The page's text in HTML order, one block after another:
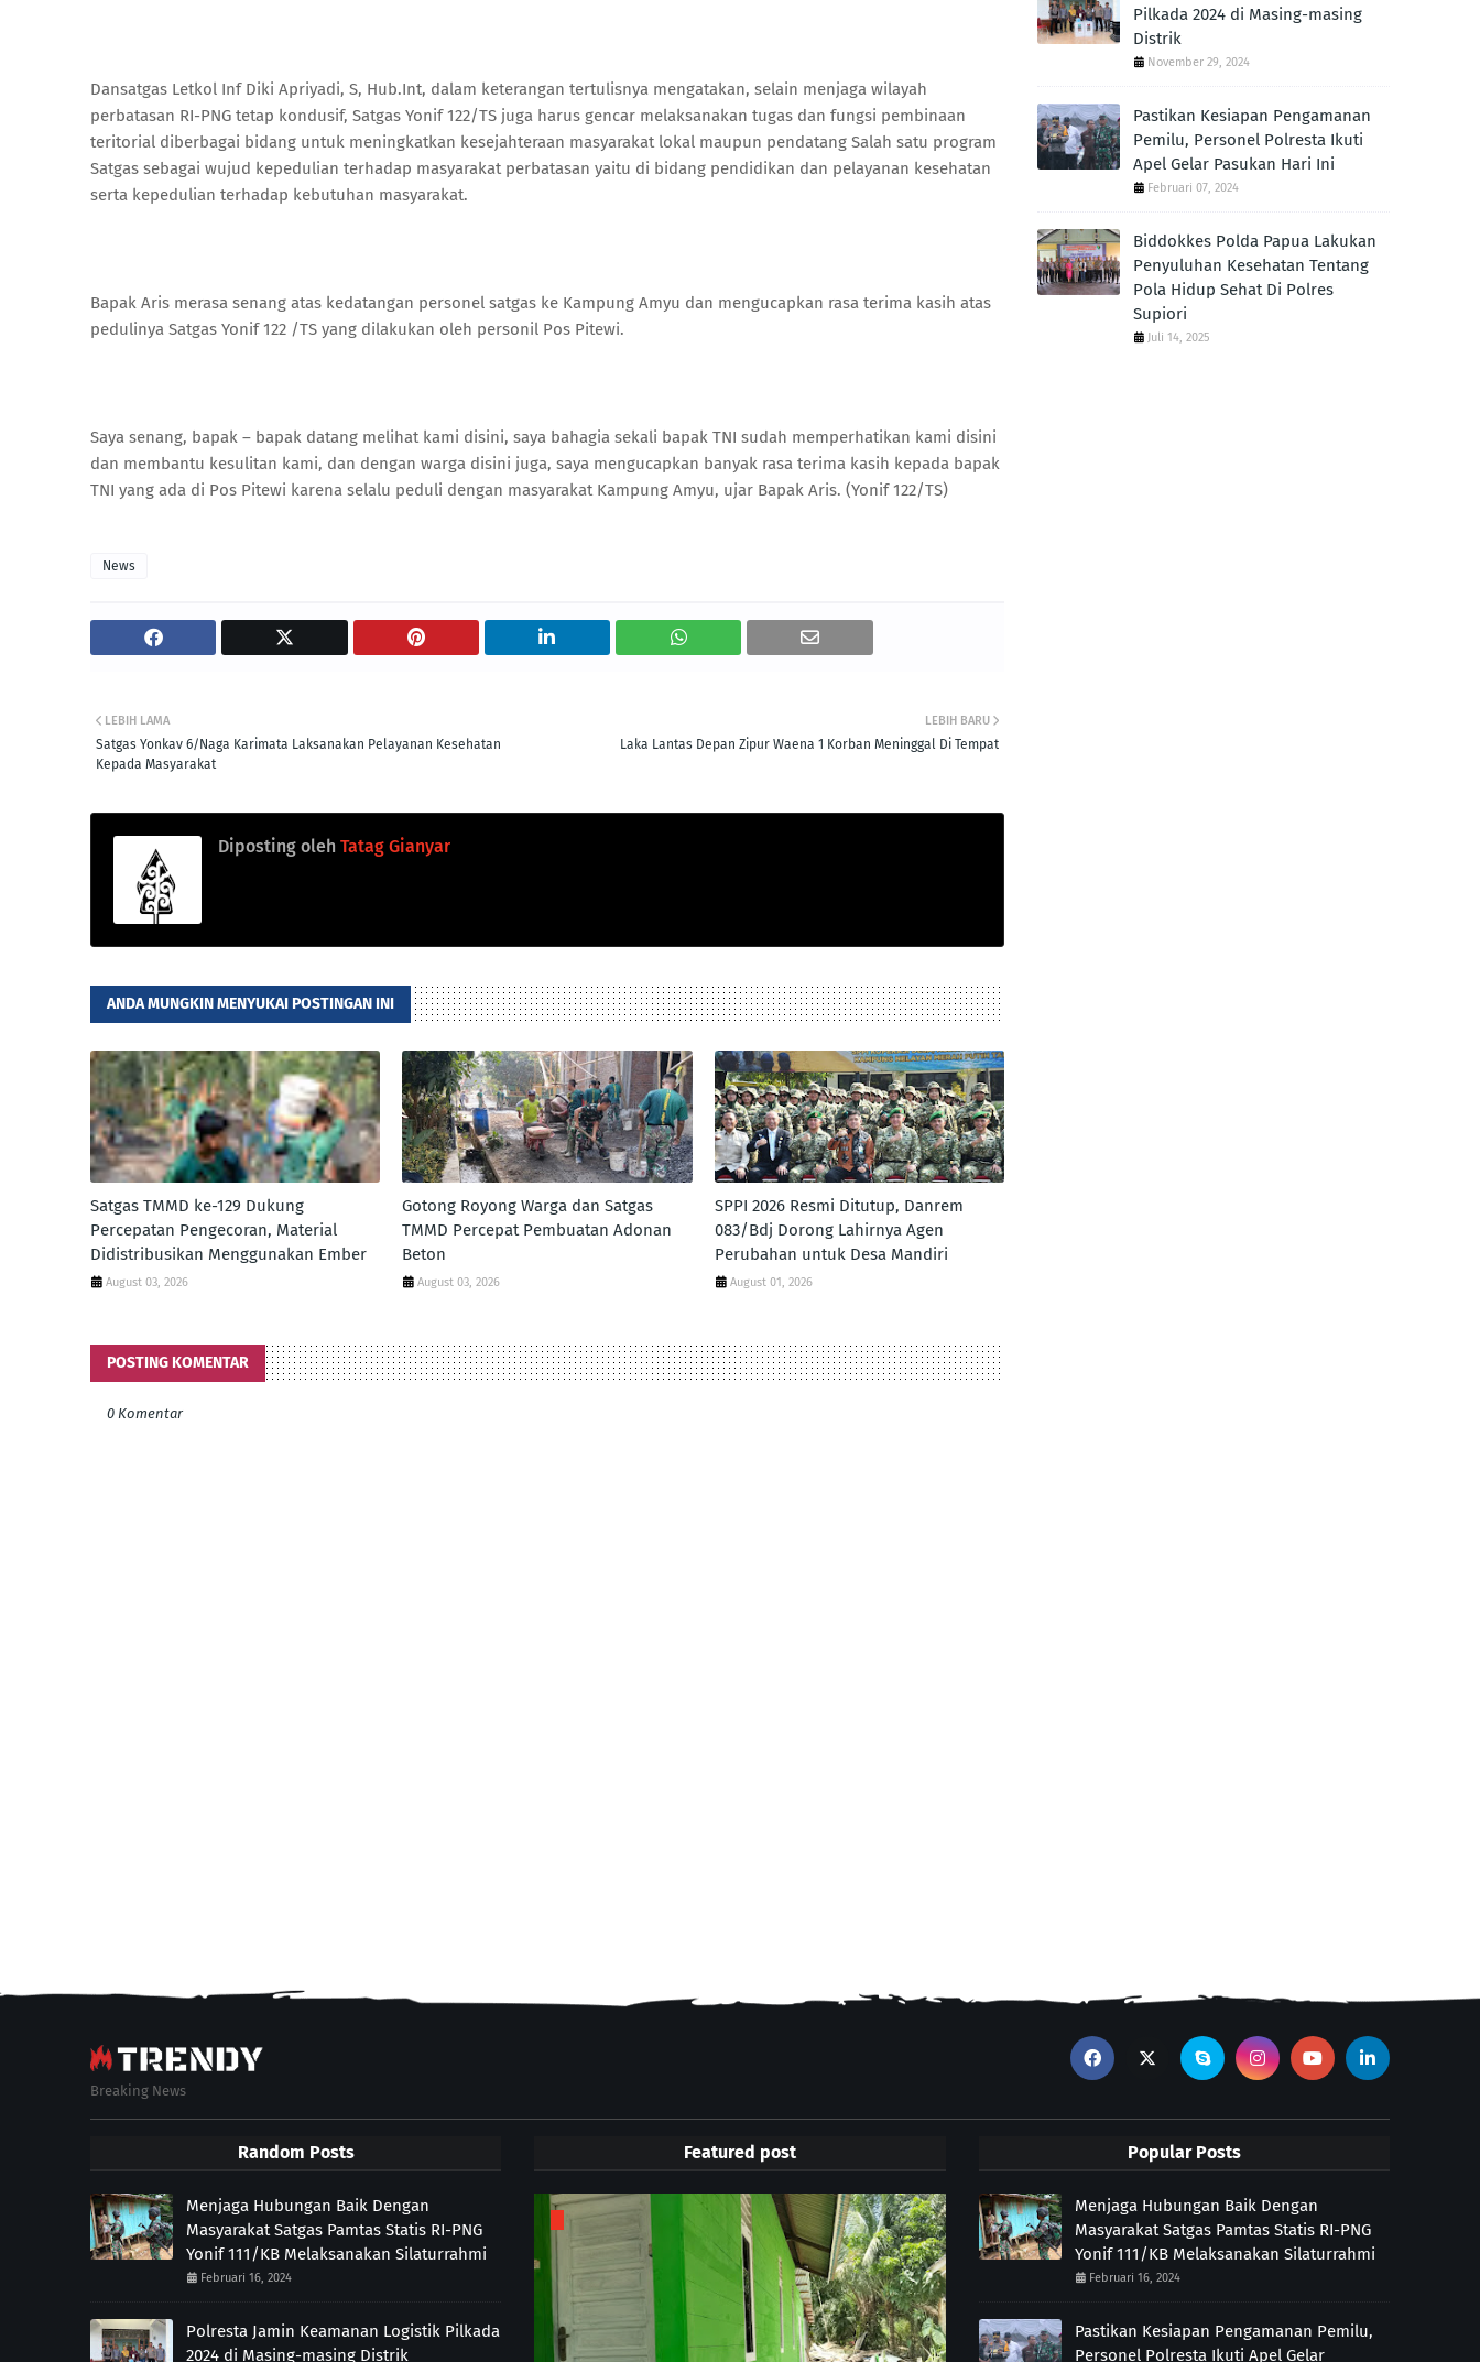
Dansatgas Letkol Inf Diki Apriyadi, S, Hub.Int, dalam keterangan tertulisnya mengatakan, selain menjaga wilayah
perbatasan RI-PNG tetap kondusif, Satgas Yonif 122/TS juga harus gencar melaksanakan tugas dan fungsi pembinaan
teritorial diberbagai bidang untuk meningkatkan kesejahteraan masyarakat lokal maupun pendatang Salah satu program
Satgas sebagai wujud kepedulian terhadap masyarakat perbatasan yaitu di bidang pendidikan dan pelayanan kesehatan
serta kepedulian terhadap kebutuhan masyarakat.
Bapak Aris merasa senang atas kedatangan personel satgas ke Kampung Amyu dan mengucapkan rasa terima kasih atas
pedulinya Satgas Yonif 122 /TS yang dilakukan oleh personil Pos Pitewi.
Saya senang, bapak – bapak datang melihat kami disini, saya bahagia sekali bapak TNI sudah memperhatikan kami disini
dan membantu kesulitan kami, dan dengan warga disini juga, saya mengucapkan banyak rasa terima kasih kepada bapak
TNI yang ada di Pos Pitewi karena selalu peduli dengan masyarakat Kampung Amyu, ujar Bapak Aris. (Yonif 122/TS)
News
LEBIH BARU
Laka Lantas Depan Zipur Waena 1 Korban Meninggal Di Tempat
LEBIH LAMA
Satgas Yonkav 6/Naga Karimata Laksanakan Pelayanan Kesehatan
Kepada Masyarakat
Diposting oleh Tatag Gianyar
ANDA MUNGKIN MENYUKAI POSTINGAN INI
Satgas TMMD ke-129 Dukung
Percepatan Pengecoran, Material
Didistribusikan Menggunakan Ember
August 03, 2026
Gotong Royong Warga dan Satgas
TMMD Percepat Pembuatan Adonan
Beton
August 03, 2026
SPPI 2026 Resmi Ditutup, Danrem
083/Bdj Dorong Lahirnya Agen
Perubahan untuk Desa Mandiri
August 01, 2026
POSTING KOMENTAR
0 Komentar
Pilkada 2024 di Masing-masing
Distrik
November 29, 2024
Pastikan Kesiapan Pengamanan
Pemilu, Personel Polresta Ikuti
Apel Gelar Pasukan Hari Ini
Februari 07, 2024
Biddokkes Polda Papua Lakukan
Penyuluhan Kesehatan Tentang
Pola Hidup Sehat Di Polres
Supiori
Juli 14, 2025
Breaking News
Random Posts
Menjaga Hubungan Baik Dengan
Masyarakat Satgas Pamtas Statis RI-PNG
Yonif 111/KB Melaksanakan Silaturrahmi
Februari 16, 2024
Polresta Jamin Keamanan Logistik Pilkada
2024 di Masing-masing Distrik
Featured post Popular Posts
Menjaga Hubungan Baik Dengan
Masyarakat Satgas Pamtas Statis RI-PNG
Yonif 111/KB Melaksanakan Silaturrahmi
Februari 16, 2024
Pastikan Kesiapan Pengamanan Pemilu,
Personel Polresta Ikuti Apel Gelar